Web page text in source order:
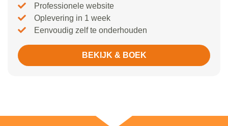
Professionele website
Oplevering in 1 week
Eenvoudig zelf te onderhouden
BEKIJK & BOEK